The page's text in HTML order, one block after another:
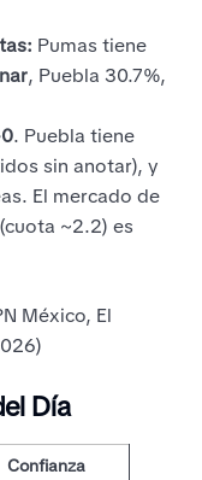
Pumas tiene
, Puebla 30.7%,
. Puebla tiene
sin anotar), y
El mercado de
(cuota ~2.2) es
México, El
Día
Confianza